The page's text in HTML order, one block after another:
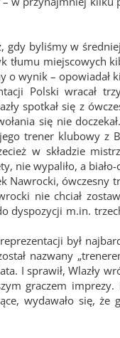
gdy byliśmy w
tłumu miejscowych
o wynik – opowiadał
Polski wracał
spotkał się z
się nie
trener klubowy z
w składzie
nie wypaliło, a
Nawrocki, ówczesny
nie chciał
dyspozycji m.in.
był
nazwany
I sprawił, Wlazły
graczem
wydawało się, że